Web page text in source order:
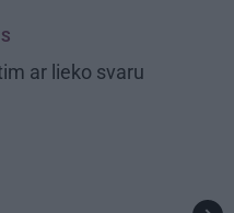
ar lieko svaru